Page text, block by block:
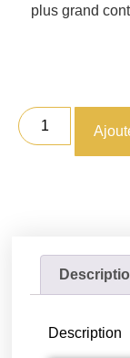
plus grand
Description